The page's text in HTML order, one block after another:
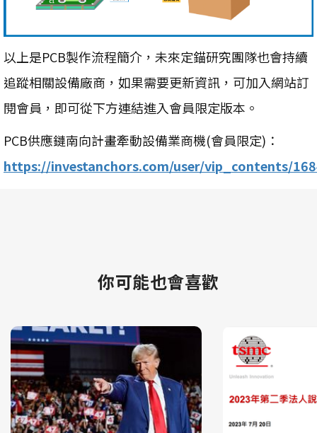
以上是PCB製作流程簡介，未來定錨研究團隊也會持續
追蹤相關設備廠商，如果需要更新資訊，可加入網站訂
閱會員，即可從下方連結進入會員限定版本。
PCB供應鏈南向計畫牽動設備業商機(會員限定)：
https://investanchors.com/user/vip_contents/
你可能也會喜歡